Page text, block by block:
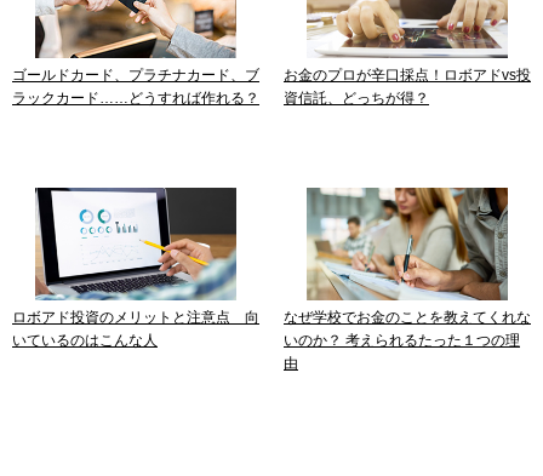
ゴールドカード、プラチナカード、ブ
ラックカード……どうすれば作れる？
お金のプロが辛口採点！ロボアドvs投
資信託、どっちが得？
ロボアド投資のメリットと注意点 向
いているのはこんな人
なぜ学校でお金のことを教えてくれな
いのか？ 考えられるたった１つの理
由